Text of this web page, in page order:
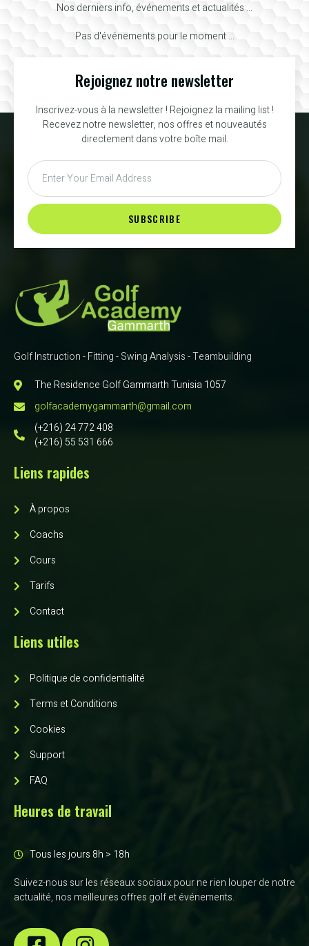
Nos derniers info, événements et actualités ...
Pas d'événements pour le moment ...
Rejoignez notre newsletter
Inscrivez-vous à la newsletter ! Rejoignez la mailing list !
Recevez notre newsletter, nos offres et nouveautés
directement dans votre boîte mail.
SUBSCRIBE
Golf Instruction - Fitting - Swing Analysis - Teambuilding
The Residence Golf Gammarth Tunisia 1057
golfacademygammarth@gmail.com
(+216) 24 772 408
(+216) 55 531 666
Liens rapides
À propos
Coachs
Cours
Tarifs
Contact
Liens utiles
Politique de confidentialité
Terms et Conditions
Cookies
Support
FAQ
Heures de travail
Tous les jours 8h > 18h
Suivez-nous sur les réseaux sociaux pour ne rien louper de notre
actualité, nos meilleures offres golf et événements.